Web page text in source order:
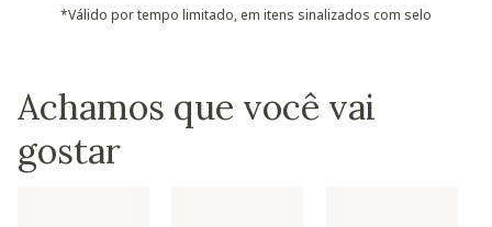
*Válido por tempo limitado, em itens sinalizados com selo
Achamos que você vai
gostar